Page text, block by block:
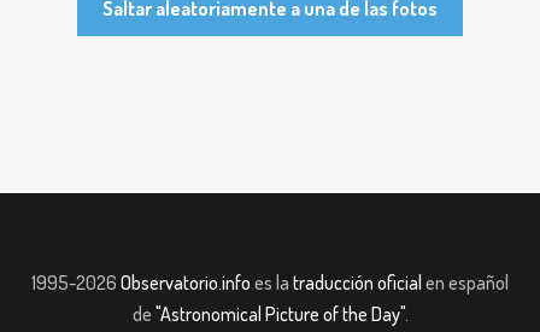
Saltar aleatoriamente a una de las fotos
1995-2026 Observatorio.info es la traducción oficial en español
de "Astronomical Picture of the Day".